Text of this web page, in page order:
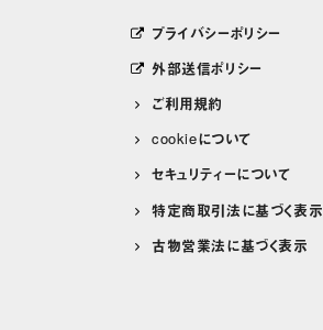
プライバシーポリシー
外部送信ポリシー
ご利用規約
cookieについて
セキュリティーについて
特定商取引法に基づく表示
古物営業法に基づく表示